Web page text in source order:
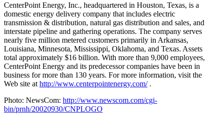
CenterPoint Energy, Inc., headquartered in Houston, Texas, is a
domestic energy delivery company that includes electric
transmission & distribution, natural gas distribution and sales, and
interstate pipeline and gathering operations. The company serves
nearly five million metered customers primarily in Arkansas,
Louisiana, Minnesota, Mississippi, Oklahoma, and Texas. Assets
total approximately $16 billion. With more than 9,000 employees,
CenterPoint Energy and its predecessor companies have been in
business for more than 130 years. For more information, visit the
Web site at http://www.centerpointenergy.com/.
Photo: NewsCom: http://www.newscom.com/cgi-
bin/prnh/20020930/CNPLOGO